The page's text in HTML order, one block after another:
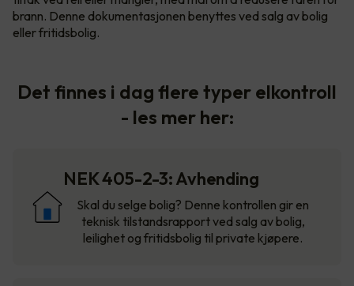
brann. Denne dokumentasjonen benyttes ved salg av bolig
eller fritidsbolig.
Det finnes i dag flere typer elkontroll
- les mer her:
NEK 405-2-3: Avhending
Skal du selge bolig? Denne kontrollen gir en
teknisk tilstandsrapport ved salg av bolig,
leilighet og fritidsbolig til private kjøpere.